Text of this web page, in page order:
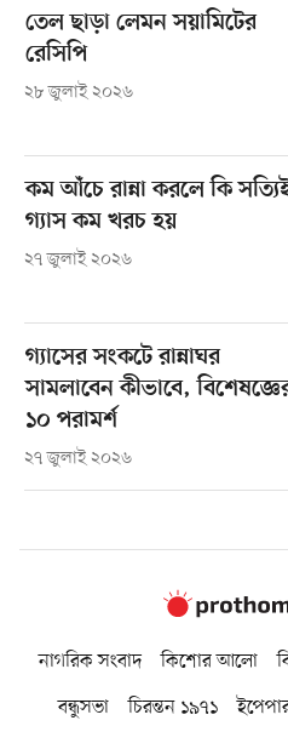
তেল ছাড়া লেমন সয়ামিটের
রেসিপি
২৮ জুলাই ২০২৬
কম আঁচে রান্না করলে কি
গ্যাস কম খরচ হয়
২৭ জুলাই ২০২৬
গ্যাসের সংকটে রান্নাঘর
সামলাবেন কীভাবে,
১০ পরামর্শ
২৭ জুলাই ২০২৬
নাগরিক সংবাদ কিশোর আলো
বন্ধুসভা
চিরন্তন ১৯৭১